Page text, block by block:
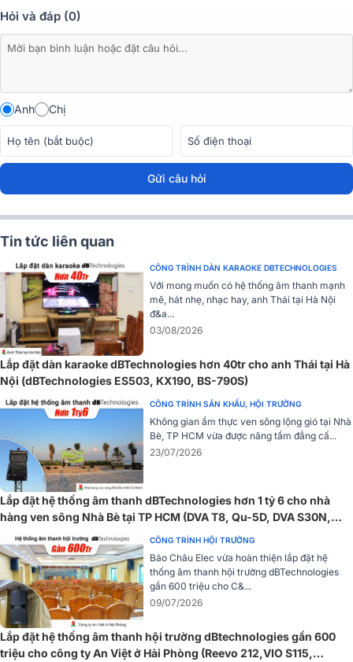
Quá trình xử lý âm thanh linh hoạt hoạt động song song bên trong
mẫu loa được thiết kế thông minh, kết hợp giữa dây chuyền sản
xuất tiên tiến và lợi thế dễ sử dụng.
Xem thêm:Loa dBTechnologies chính hãng Italy hay nhất hiện nay
Bộ lọc pha tuyến tính FIR
Cả hai mẫu loa Opera Reevo đều tích hợp tính năng
tiến trong đó bộ lọc pha tuyến tính FIR cho phép hệ thống đạt được
hiệu suất âm thanh mạch lạc, đồng nhất và trong trẻo, rõ ràng từng
giai điệu.
Một phích cắm pha khác giúp tăng cường hiệu quả của loa trầm
thấp hơn, xuống sâu hơn mà vẫn đầy đặn, cải thiện đáng kể phản
hồi nhất thời và hoạt động tổng thể của bộ chuyển đổi này.
Các cổng phản xạ tiếng ồn thấp được tích hợp ở khuôn trước, cùng
với cấu trúc tổ ong bên trong các cổng giúp giảm tiếng nhiễu, gió rít
do luồng không khí cao của SPL cao gây ra.
Góc phủ âm rộng
Chất lượng âm thanh vượt trội của Opera Reevo 212 còn phủ sóng
nhất quán ở mọi vị trí nghe nhờ góc phủ âmrất rộng: 100°x80°.
Hỏi và đáp (0)
Anh Chị
Gửi câu hỏi
Tin tức liên quan
CÔNG TRÌNH DÀN KARAOKE DBTECHNOLOGIES
Với mong muốn có hệ thống âm thanh mạnh
mẽ, hát nhẹ, nhạc hay, anh Thái tại Hà Nội
đ&a...
03/08/2026
Lắp đặt dàn karaoke dBTechnologies hơn 40tr cho anh Thái tại Hà
Nội (dBTechnologies ES503, KX190, BS-790S)
CÔNG TRÌNH SÂN KHẤU, HỘI TRƯỜNG
Không gian ẩm thực ven sông lộng gió tại Nhà
Bè, TP HCM vừa được nâng tầm đẳng cấ...
23/07/2026
Lắp đặt hệ thống âm thanh dBTechnologies hơn 1 tỷ 6 cho nhà
hàng ven sông Nhà Bè tại TP HCM (DVA T8, Qu-5D, DVA S30N,
FMX15...)
CÔNG TRÌNH HỘI TRƯỜNG
Bảo Châu Elec vừa hoàn thiện lắp đặt hệ
thống âm thanh hội trường dBTechnologies
gần 600 triệu cho C&...
09/07/2026
Lắp đặt hệ thống âm thanh hội trường dBtechnologies gần 600
triệu cho công ty An Việt ở Hải Phòng (Reevo 212,VIO S115,